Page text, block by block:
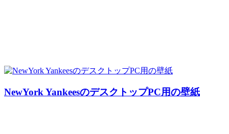
NewYork YankeesのデスクトップPC用の壁紙